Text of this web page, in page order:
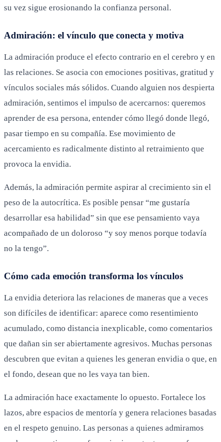
su vez sigue erosionando la confianza personal.
Admiración: el vínculo que conecta y motiva
La admiración produce el efecto contrario en el cerebro y en
las relaciones. Se asocia con emociones positivas, gratitud y
vínculos sociales más sólidos. Cuando alguien nos despierta
admiración, sentimos el impulso de acercarnos: queremos
aprender de esa persona, entender cómo llegó donde llegó,
pasar tiempo en su compañía. Ese movimiento de
acercamiento es radicalmente distinto al retraimiento que
provoca la envidia.
Además, la admiración permite aspirar al crecimiento sin el
peso de la autocrítica. Es posible pensar “me gustaría
desarrollar esa habilidad” sin que ese pensamiento vaya
acompañado de un doloroso “y soy menos porque todavía
no la tengo”.
Cómo cada emoción transforma los vínculos
La envidia deteriora las relaciones de maneras que a veces
son difíciles de identificar: aparece como resentimiento
acumulado, como distancia inexplicable, como comentarios
que dañan sin ser abiertamente agresivos. Muchas personas
descubren que evitan a quienes les generan envidia o que, en
el fondo, desean que no les vaya tan bien.
La admiración hace exactamente lo opuesto. Fortalece los
lazos, abre espacios de mentoría y genera relaciones basadas
en el respeto genuino. Las personas a quienes admiramos